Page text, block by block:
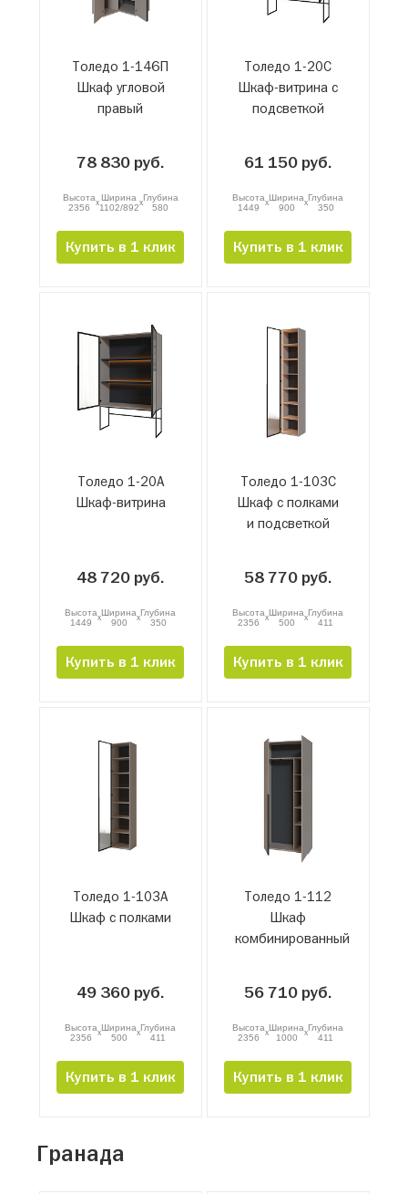
Толедо 1-146П
Шкаф угловой
правый
78 830 руб.
Высота
2356 x Ширина
1102/892xГлубина
580
Купить в 1 клик
Толедо 1-20С
Шкаф-витрина с
подсветкой
61 150 руб.
Высота
1449
xШирина
900
xГлубина
350
Купить в 1 клик
Толедо 1-20А
Шкаф-витрина
48 720 руб.
Высота
1449
xШирина
900
xГлубина
350
Купить в 1 клик
Толедо 1-103С
Шкаф с полками
и подсветкой
58 770 руб.
Высота
2356
xШирина
500
xГлубина
411
Купить в 1 клик
Толедо 1-103А
Шкаф с полками
49 360 руб.
Высота
2356
xШирина
500
xГлубина
411
Купить в 1 клик
Толедо 1-112
Шкаф
комбинированный
56 710 руб.
Высота
2356
xШирина
1000
xГлубина
411
Купить в 1 клик
Гранада